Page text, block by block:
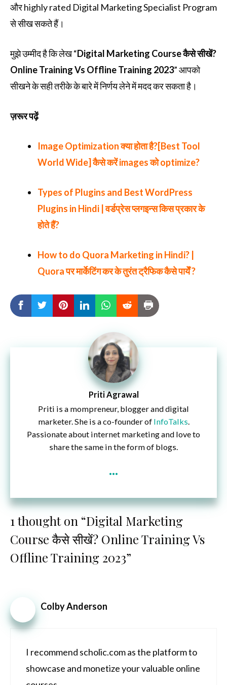
और highly rated Digital Marketing Specialist Program
से सीख सकते हैं।
मुझे उम्मीद है कि लेख “Digital Marketing Course कैसे सीखें?
Online Training Vs Offline Training 2023” आपको
सीखने के सही तरीके के बारे में निर्णय लेने में मदद कर सकता है।
ज़रूर पढ़ें
Image Optimization क्या होता है?[Best Tool
World Wide] कैसे करें images को optimize?
Types of Plugins and Best WordPress
Plugins in Hindi | वर्डप्रेस प्लगइन्स किस प्रकार के
होते हैं?
How to do Quora Marketing in Hindi? |
Quora पर मार्केटिंग कर के तुरंत ट्रैफिक कैसे पायेँ ?
Priti Agrawal
Priti is a mompreneur, blogger and digital
marketer. She is a co-founder of InfoTalks.
Passionate about internet marketing and love to
share the same in the form of blogs.
...
1 thought on “Digital Marketing
Course कैसे सीखें? Online Training Vs
Offline Training 2023”
Colby Anderson
I recommend scholic.com as the platform to
showcase and monetize your valuable online